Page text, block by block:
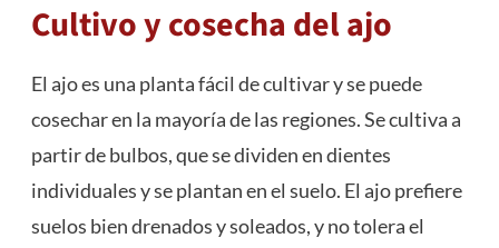
Cultivo y cosecha del ajo
El ajo es una planta fácil de cultivar y se puede
cosechar en la mayoría de las regiones. Se cultiva a
partir de bulbos, que se dividen en dientes
individuales y se plantan en el suelo. El ajo prefiere
suelos bien drenados y soleados, y no tolera el